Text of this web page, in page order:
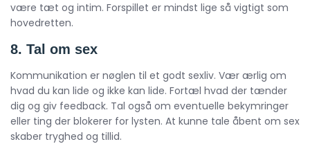
være tæt og intim. Forspillet er mindst lige så vigtigt som
hovedretten.
8. Tal om sex
Kommunikation er nøglen til et godt sexliv. Vær ærlig om
hvad du kan lide og ikke kan lide. Fortæl hvad der tænder
dig og giv feedback. Tal også om eventuelle bekymringer
eller ting der blokerer for lysten. At kunne tale åbent om sex
skaber tryghed og tillid.